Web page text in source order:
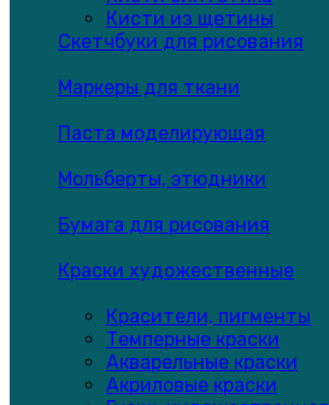
Кисти из щетины
Скетчбуки для рисования
Маркеры для ткани
Паста моделирующая
Мольберты, этюдники
Бумага для рисования
Краски художественные
Красители, пигменты
Темперные краски
Акварельные краски
Акриловые краски